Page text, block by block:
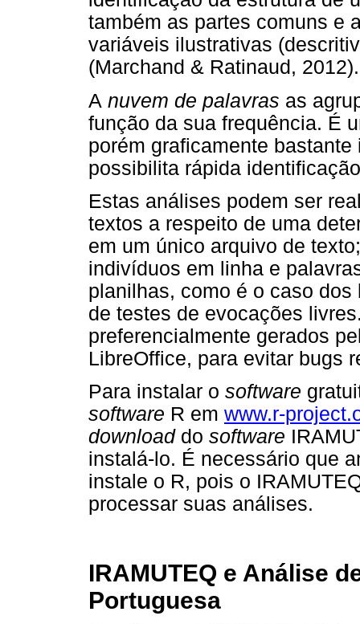
também as partes comuns e
variáveis ilustrativas
(Marchand & Ratinaud, 2012).
A nuvem de palavras as
função da sua frequência. É
porém graficamente
possibilita rápida
Estas análises podem ser
textos a respeito de uma
em um único arquivo de
indivíduos em linha e
planilhas, como é o caso
de testes de evocações
preferencialmente gerados
LibreOffice, para evitar bugs
Para instalar o software
software R em www.r-
downloaddo software
instalá-lo. É necessário que
instale o R, pois o
processar suas análises.
IRAMUTEQ e Análise
Portuguesa